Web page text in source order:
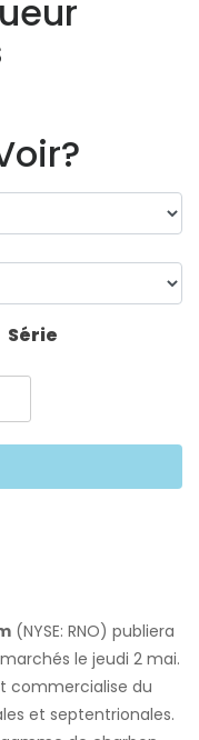
Série
(NYSE: RNO) publiera
le jeudi 2 mai.
commercialise du
et septentrionales.